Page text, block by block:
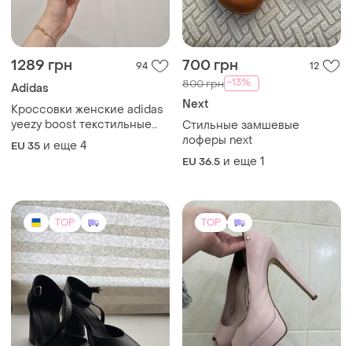
1289 грн 94
Adidas
Кроссовки женские adidas
yeezy boost текстильные
облегченные темно серые
EU 35 и еще 4
700 грн 12
800 грн -13%
Next
Стильные замшевые
лоферы next
EU 36.5 и еще 1
TOP TOP